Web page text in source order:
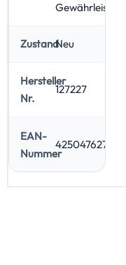
Gewährleistung
ZustandNeu
Hersteller
Nr.
127227
EAN-
Nummer
4250476272272